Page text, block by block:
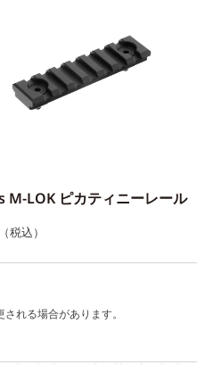
M-LOK ピカティニーレール
（税込）
れる場合があります。